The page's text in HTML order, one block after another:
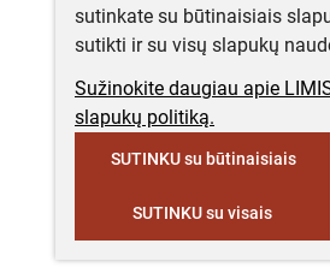
sutinkate su būtinaisiais
sutikti ir su visų slapukų
Sužinokite daugiau apie
slapukų politiką.
SUTINKU su būtinaisiais
SUTINKU su visais